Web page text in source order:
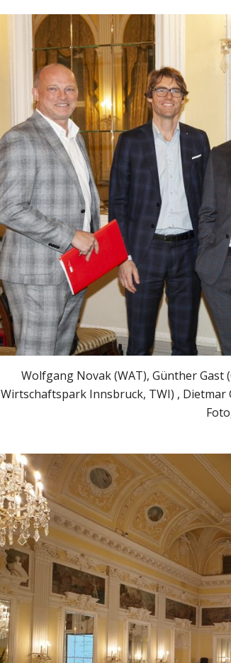
Wolfgang Novak (WAT), Günther Gast
Wirtschaftspark Innsbruck, TWI) , Dietmar